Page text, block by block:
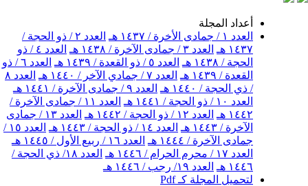
أعداد المجلة
العدد ١ / جمادى الأخرة / ١٤٣٧ هـ
العدد ٢ / ذو الحجة /
١٤٣٧ هـ
العدد ٣ / جمادى الآخرة / ١٤٣٨ هـ
العدد ٤ / ذو
الحجة / ١٤٣٨ هـ
العدد ٥ / ذو القعدة / ١٤٣٩ هـ
العدد ٦ / ذو
القعدة / ١٤٣٩ هـ
العدد ٧ / جمادي الآخر / ١٤٤٠ هـ
العدد ٨
/ ذي الحجة / ١٤٤٠ هـ
العدد ٩ / جمادى الآخرة / ١٤٤١ هـ
العدد ١٠ / ذو الحجة / ١٤٤١ هـ
العدد ١١ / جمادى الآخرة /
١٤٤٢ هـ
العدد ١٢ / ذو الحجة / ١٤٤٢ هـ
العدد ١٣ / جمادى
الآخرة / ١٤٤٣ هـ
العدد ١٤ / ذو الحجة / ١٤٤٣ هـ
العدد ١٥ /
جمادى الآخرة / ١٤٤٤ هـ
العدد ١٦ / ربيع الأول / ١٤٤٥ هـ
العدد ١٧ / محرم الحرام / ١٤٤٦ هـ
العدد ١٨/ ذي الحجة /
١٤٤٦ هـ
العدد ١٩/ رجب / ١٤٤٦ هـ
لتحميل المجلة كـ Pdf